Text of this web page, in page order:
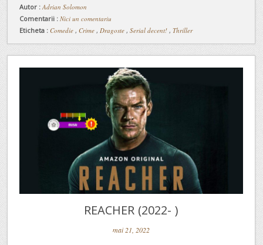
Autor : Adrian Solomon
Comentarii : Nici un comentariu
Eticheta : Comedie , Crime , Dragoste , Serial decent! , Thriller
REACHER (2022- )
mai 21, 2022